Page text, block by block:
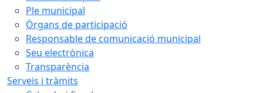
Ple municipal
Òrgans de participació
Responsable de comunicació municipal
Seu electrònica
Transparència
Serveis i tràmits